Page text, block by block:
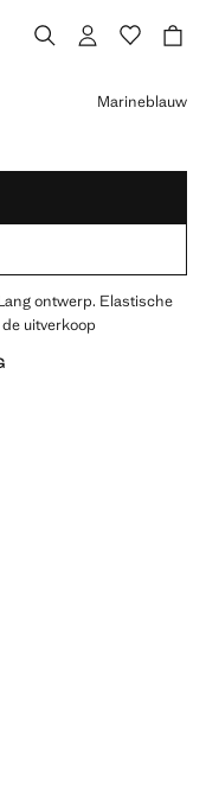
Marineblauw
ontwerp. Elastische
uitverkoop